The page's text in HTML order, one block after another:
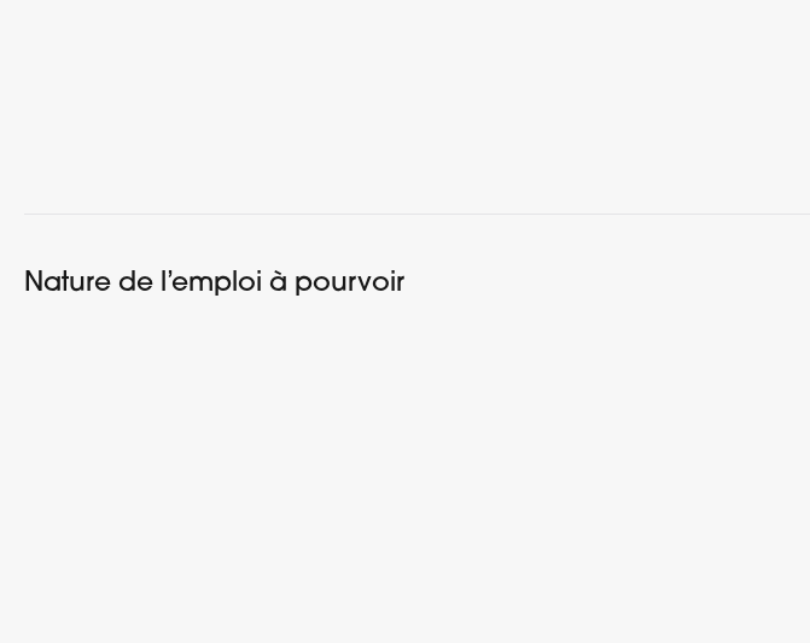
Nature de l’emploi à pourvoir